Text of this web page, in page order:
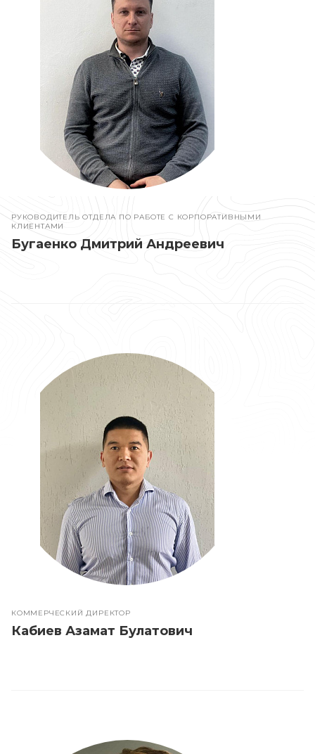
РУКОВОДИТЕЛЬ ОТДЕЛА ПО РАБОТЕ С КОРПОРАТИВНЫМИ
КЛИЕНТАМИ
Бугаенко Дмитрий Андреевич
КОММЕРЧЕСКИЙ ДИРЕКТОР
Кабиев Азамат Булатович